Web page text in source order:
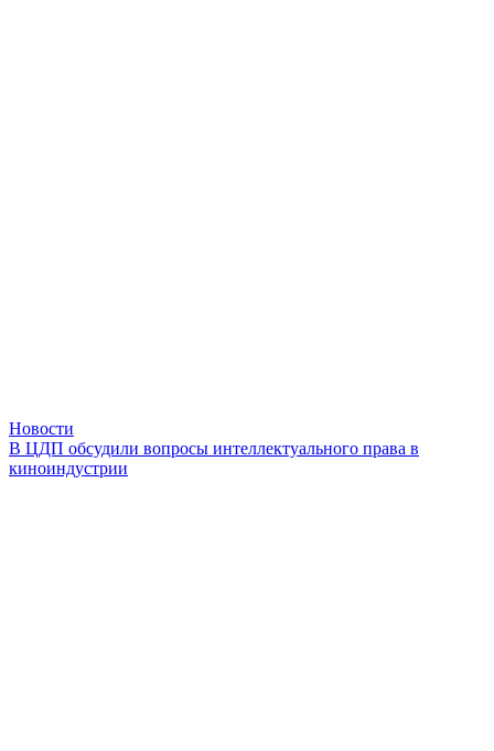
Новости
В ЦДП обсудили вопросы интеллектуального права в
киноиндустрии